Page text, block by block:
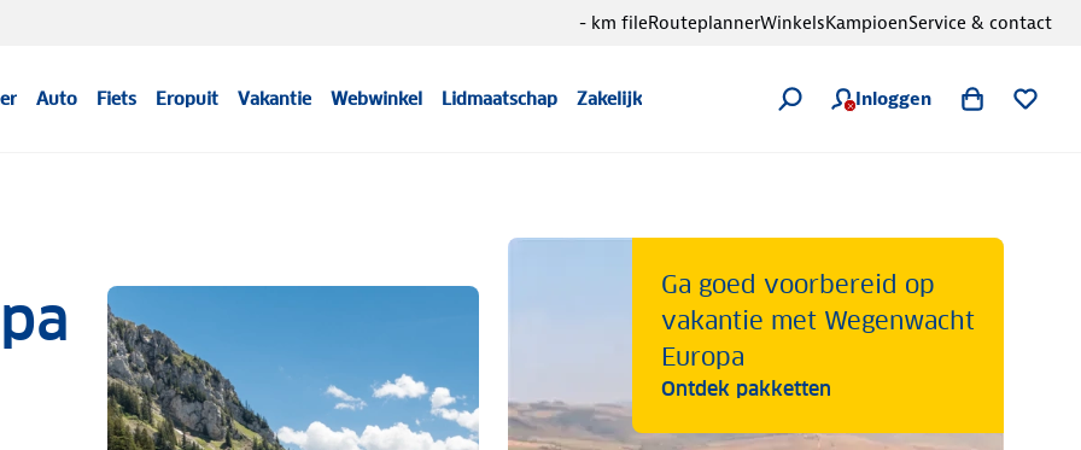
Auto Fiets Eropuit Vakantie Webwinkel Lidmaatschap Zakelijk Inloggen
- km fileRouteplannerWinkelsKampioenService & contact
Ga goed voorbereid op
vakantie met Wegenwacht
Europa
Ontdek pakketten